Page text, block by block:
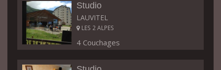
Studio
LAUVITEL
LES 2 ALPES
4 Couchages